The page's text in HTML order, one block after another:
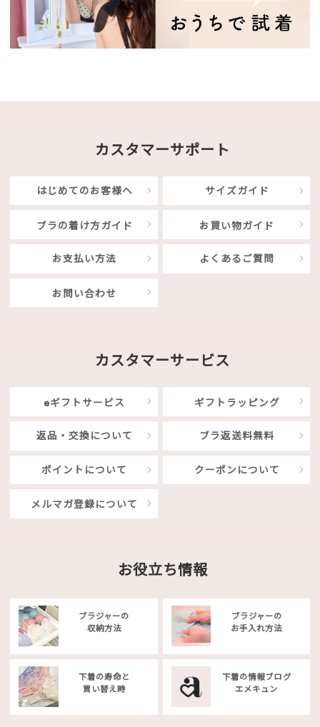
カスタマーサポート
はじめてのお客様へ サイズガイド
ブラの着け方ガイド お買い物ガイド
お支払い方法 よくあるご質問
お問い合わせ
カスタマーサービス
eギフトサービス ギフトラッピング
返品・交換について ブラ返送料無料
ポイントについて クーポンについて
メルマガ登録について
お役立ち情報
ブラジャーの
収納方法
ブラジャーの
お手入れ方法
下着の寿命と
買い替え時
下着の情報ブログ
エメキュン